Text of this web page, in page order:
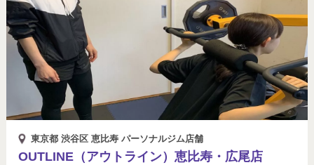
東京都 渋谷区 恵比寿 パーソナルジム店舗
OUTLINE（アウトライン）恵比寿・広尾店